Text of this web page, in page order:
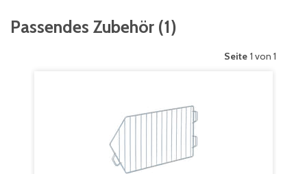
Passendes Zubehör (1)
Seite 1 von 1